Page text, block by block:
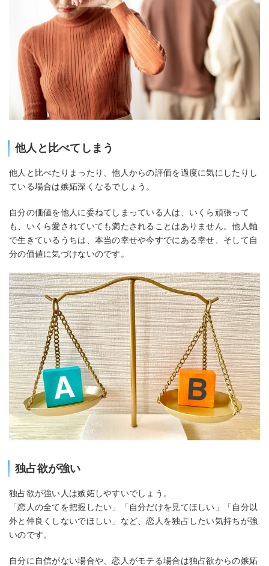
他人と比べてしまう
他人と比べたりまったり、他人からの評価を過度に気にしたりし
ている場合は嫉妬深くなるでしょう。
自分の価値を他人に委ねてしまっている人は、いくら頑張って
も、いくら愛されていても満たされることはありません。他人軸
で生きているうちは、本当の幸せや今すでにある幸せ、そして自
分の価値に気づけないのです。
独占欲が強い
独占欲が強い人は嫉妬しやすいでしょう。
「恋人の全てを把握したい」「自分だけを見てほしい」「自分以
外と仲良くしないでほしい」など、恋人を独占したい気持ちが強
いのです。
自分に自信がない場合や、恋人がモテる場合は独占欲からの嫉妬